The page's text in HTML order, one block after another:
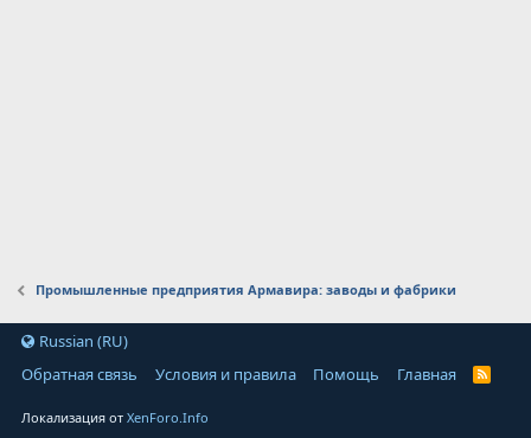
Промышленные предприятия Армавира: заводы и фабрики
Russian (RU)
Обратная связь
Условия и правила Помощь Главная
Локализация отXenForo.Info